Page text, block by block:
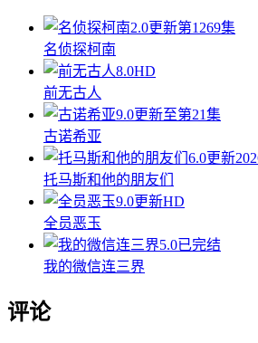
2.0更新第1269集
名侦探柯南
8.0HD
前无古人
9.0更新至第21集
古诺希亚
6.0更新
托马斯和他的朋友们
9.0更新HD
全员恶玉
5.0已完结
我的微信连三界
评论